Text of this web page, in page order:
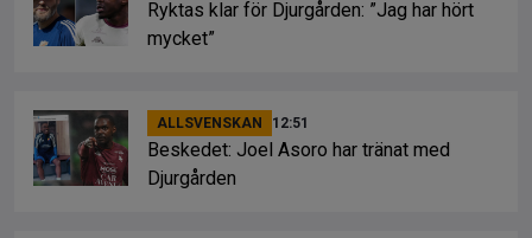
Ryktas klar för Djurgården: ”Jag har hört
mycket”
ALLSVENSKAN 12:51
Beskedet: Joel Asoro har tränat med
Djurgården